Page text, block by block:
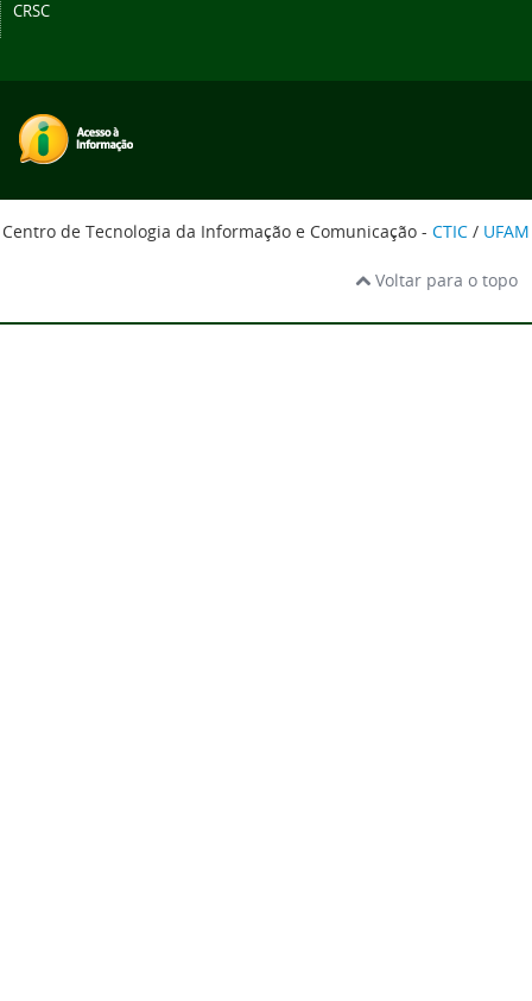
CRSC
Centro de Tecnologia da Informação e Comunicação - CTIC / UFAM
Voltar para o topo